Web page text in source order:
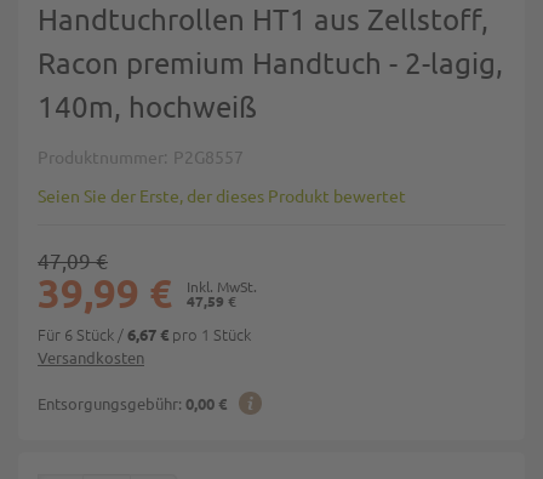
Handtuchrollen HT1 aus Zellstoff,
Racon premium Handtuch - 2-lagig,
140m, hochweiß
Produktnummer P2G8557
Seien Sie der Erste, der dieses Produkt bewertet
Versandkosten
Entsorgungsgebühr: 0,00 €
47,59 €
39,99 €
47,09 €
Für 6 Stück /6,67 € pro 1 Stück